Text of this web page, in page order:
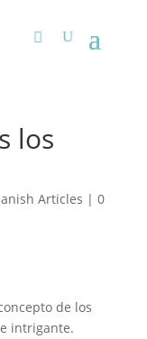
los
Articles | 0
de los
intrigante.